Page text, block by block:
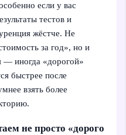
если у вас
тестов и
жёстче. Не
за год», но и
— иногда «дорогой»
быстрее после
взять более
не просто «дорого